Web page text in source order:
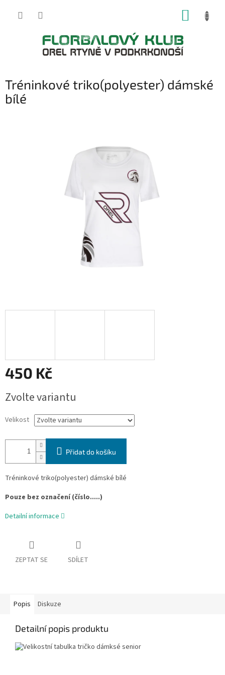
Tréninkové triko(polyester) dámské
bílé
450 Kč
cena:
Zvolte variantu
Velikost
Přidat do košíku
Tréninkové triko(polyester) dámské bílé
Pouze bez označení (číslo.....)
Detailní informace
ZEPTAT SE SDÍLET
Popis Diskuze
Detailní popis produktu